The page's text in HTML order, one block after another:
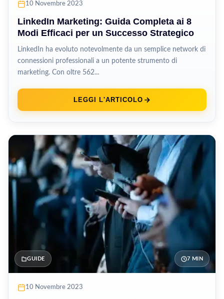
10 Novembre 2023
LinkedIn Marketing: Guida Completa ai 8
Modi Efficaci per un Successo Strategico
LinkedIn ha evoluto notevolmente da un semplice network di
connessioni professionali a un potente strumento di
marketing. Con oltre 562...
LEGGI L'ARTICOLO
GUIDE 7 MIN
10 Novembre 2023